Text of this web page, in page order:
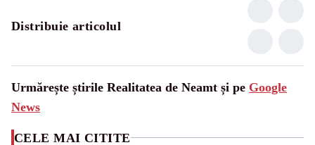
Distribuie articolul
Urmărește știrile Realitatea de Neamt și pe Google
News
CELE MAI CITITE